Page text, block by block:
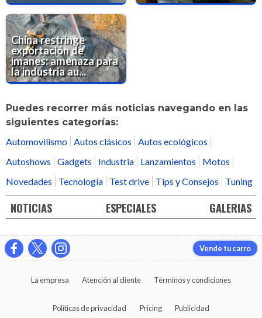
China restringe
exportación de
imanes: amenaza para
la industria au...
Puedes recorrer más noticias navegando en las
siguientes categorías:
Automovilismo Autos clásicos
Autos ecológicos
Autoshows
Gadgets Industria Lanzamientos
Motos
Novedades
Tecnología Test drive Tips y Consejos Tuning
NOTICIAS ESPECIALES GALERIAS
Vende tu carro
La empresa Atención al cliente Términos y condiciones
Políticas de privacidad Pricing Publicidad